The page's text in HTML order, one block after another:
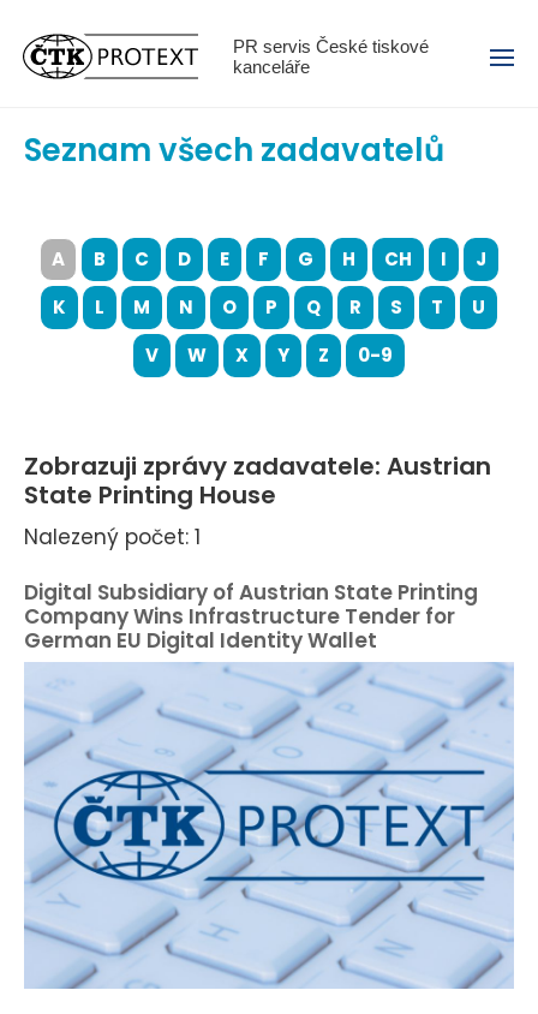
PR servis České tiskové
kanceláře
Menu
Seznam všech zadavatelů
A B C D E F G H CH I
J
K
L M N O P Q R S T
U
V
W X Y Z 0-9
Zobrazuji zprávy zadavatele: Austrian
State Printing House
Nalezený počet: 1
Digital Subsidiary of Austrian State Printing
Company Wins Infrastructure Tender for
German EU Digital Identity Wallet